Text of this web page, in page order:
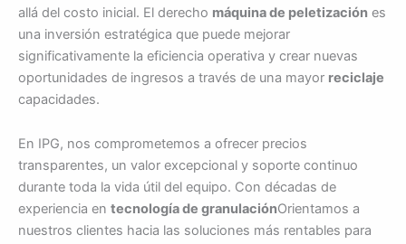
allá del costo inicial. El derecho máquina de peletización es
una inversión estratégica que puede mejorar
significativamente la eficiencia operativa y crear nuevas
oportunidades de ingresos a través de una mayor reciclaje
capacidades.
En IPG, nos comprometemos a ofrecer precios
transparentes, un valor excepcional y soporte continuo
durante toda la vida útil del equipo. Con décadas de
experiencia en tecnología de granulaciónOrientamos a
nuestros clientes hacia las soluciones más rentables para